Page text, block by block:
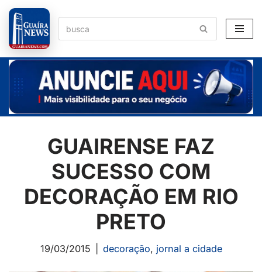
Pular
para
o
conteúdo
GUAIRENSE FAZ
SUCESSO COM
DECORAÇÃO EM RIO
PRETO
19/03/2015 decoração, jornal a cidade